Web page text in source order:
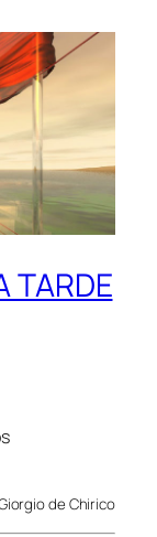
TARDE
de Chirico